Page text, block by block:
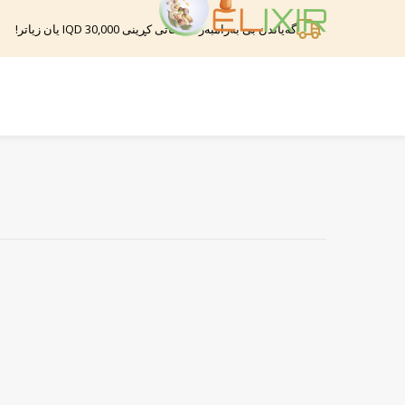
گەیاندن بێ بەرامبەرە لە کاتی کڕینی 30,000 IQD یان زیاتر!